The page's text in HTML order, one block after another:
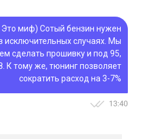
Это миф) Сотый бензин нужен
исключительных случаях. Мы
сделать прошивку и под 95,
К тому же, тюнинг позволяет
сократить расход на 3-7%